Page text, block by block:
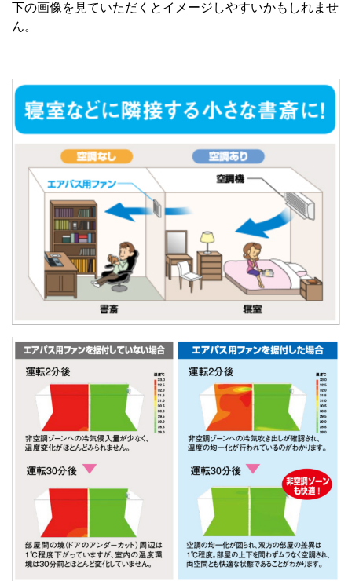
下の画像を見ていただくとイメージしやすいかもしれませ
ん。